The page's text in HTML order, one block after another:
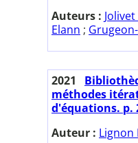
Auteurs :
Elann ;
2021
méthodes
d'équations. p.
Auteur : Lignon